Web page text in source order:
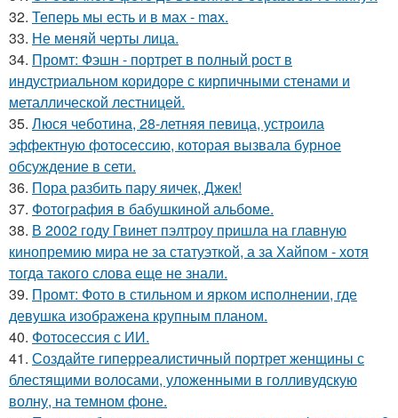
32. Теперь мы есть и в мах - max.
33. Не меняй черты лица.
34. Промт: Фэшн - портрет в полный рост в
индустриальном коридоре с кирпичными стенами и
металлической лестницей.
35. Люся чеботина, 28-летняя певица, устроила
эффектную фотосессию, которая вызвала бурное
обсуждение в сети.
36. Пора разбить пару яичек, Джек!
37. Фотография в бабушкиной альбоме.
38. В 2002 году Гвинет пэлтроу пришла на главную
кинопремию мира не за статуэткой, а за Хайпом - хотя
тогда такого слова еще не знали.
39. Промт: Фото в стильном и ярком исполнении, где
девушка изображена крупным планом.
40. Фотосессия с ИИ.
41. Создайте гиперреалистичный портрет женщины с
блестящими волосами, уложенными в голливудскую
волну, на темном фоне.